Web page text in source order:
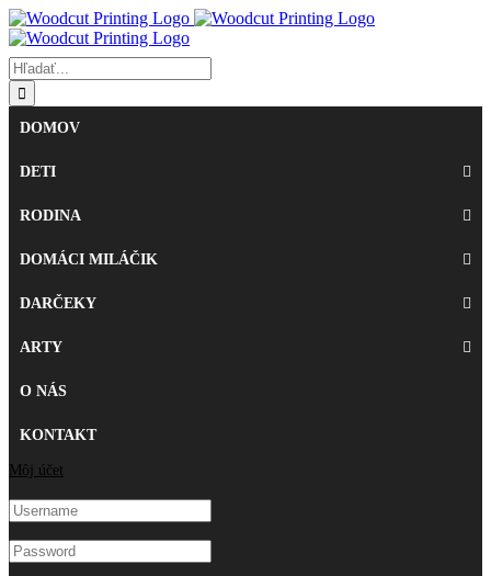
Skip
to
content
Hľadať:
DOMOV
DETI
RODINA
DOMÁCI MILÁČIK
DARČEKY
ARTY
O NÁS
KONTAKT
Môj účet